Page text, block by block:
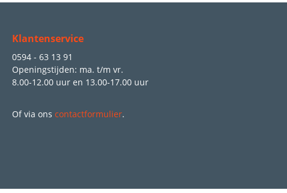
Klantenservice
0594 - 63 13 91
Openingstijden: ma. t/m vr.
8.00-12.00 uur en 13.00-17.00 uur
Of via ons contactformulier.